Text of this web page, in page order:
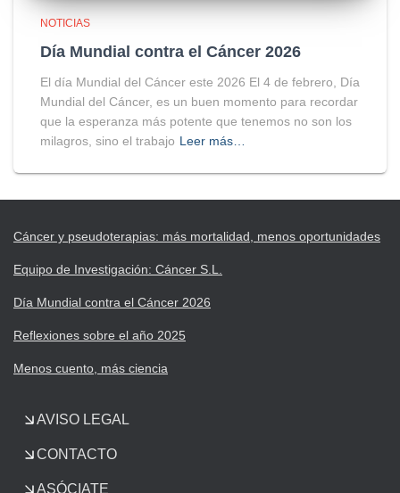
NOTICIAS
Día Mundial contra el Cáncer 2026
El día Mundial del Cáncer este 2026 El 4 de febrero, Día
Mundial del Cáncer, es un buen momento para recordar
que la esperanza más potente que tenemos no son los
milagros, sino el trabajo Leer más…
Cáncer y pseudoterapias: más mortalidad, menos oportunidades
Equipo de Investigación: Cáncer S.L.
Día Mundial contra el Cáncer 2026
Reflexiones sobre el año 2025
Menos cuento, más ciencia
AVISO LEGAL
CONTACTO
ASÓCIATE